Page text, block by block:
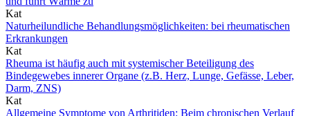
Kat
Naturheilundliche Behandlungsmöglichkeiten: bei rheumatischen
Erkrankungen
Kat
Rheuma ist häufig auch mit systemischer Beteiligung des
Bindegewebes innerer Organe (z.B. Herz, Lunge, Gefässe, Leber,
Darm, ZNS)
Kat
Allgemeine Symptome von Arthritiden: Beim chronischen Verlauf